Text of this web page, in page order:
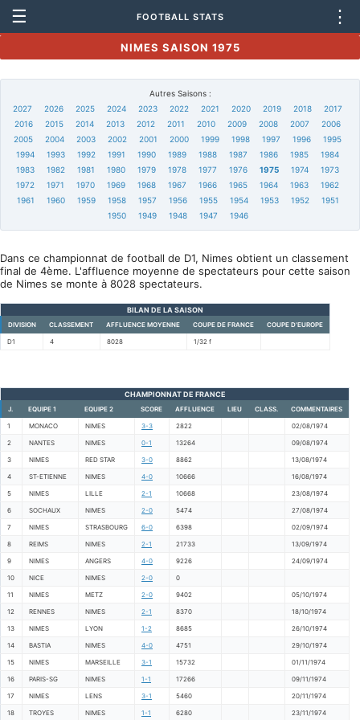
☰ FOOTBALL STATS ⋮
NIMES SAISON 1975
Autres Saisons :
2027
2026 2025 2024 2023 2022 2021 2020 2019 2018
2017
2016
2015 2014 2013 2012 2011 2010 2009 2008 2007
2006
2005
2004 2003 2002 2001 2000 1999 1998 1997 1996
1995
1994
1993 1992 1991 1990 1989 1988 1987 1986 1985
1984
1983
1982 1981 1980 1979 1978 1977 1976 1975 1974
1973
1972
1971 1970 1969 1968 1967 1966 1965 1964 1963
1962
1961
1960 1959 1958 1957 1956 1955 1954 1953 1952
1951
1950
1949 1948 1947 1946
Dans ce championnat de football de D1, Nimes obtient un classement
final de 4ème. L'affluence moyenne de spectateurs pour cette saison
de Nimes se monte à 8028 spectateurs.
BILAN DE LA SAISON
DIVISION CLASSEMENT AFFLUENCE MOYENNE COUPE DE FRANCE COUPE D'EUROPE
D1 4 8028 1/32 f
CHAMPIONNAT DE FRANCE
J. EQUIPE 1 EQUIPE 2 SCORE AFFLUENCE LIEU CLASS. COMMENTAIRES
1 MONACO NIMES 3-3 2822 02/08/1974
2 NANTES NIMES 0-1 13264 09/08/1974
3 NIMES RED STAR 3-0 8862 13/08/1974
4 ST-ETIENNE NIMES 4-0 10666 16/08/1974
5 NIMES LILLE 2-1 10668 23/08/1974
6 SOCHAUX NIMES 2-0 5474 27/08/1974
7 NIMES STRASBOURG 6-0 6398 02/09/1974
8 REIMS NIMES 2-1 21733 13/09/1974
9 NIMES ANGERS 4-0 9226 24/09/1974
10 NICE NIMES 2-0 0
11 NIMES METZ 2-0 9402 05/10/1974
12 RENNES NIMES 2-1 8370 18/10/1974
13 NIMES LYON 1-2 8685 26/10/1974
14 BASTIA NIMES 4-0 4751 29/10/1974
15 NIMES MARSEILLE 3-1 15732 01/11/1974
16 PARIS-SG NIMES 1-1 17266 09/11/1974
17 NIMES LENS 3-1 5460 20/11/1974
18 TROYES NIMES 1-1 6280 23/11/1974